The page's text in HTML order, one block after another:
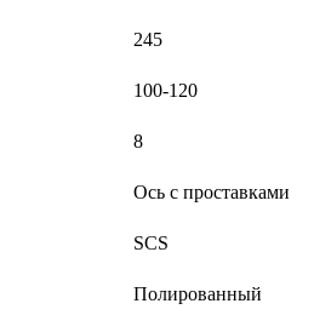
245
100-120
8
Ось с проставками
SCS
Полированный